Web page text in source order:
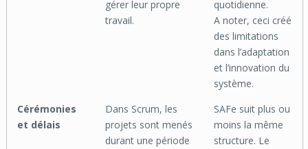
gérer leur propre
travail.
quotidienne.
A noter, ceci créé
des limitations
dans l’adaptation
et l’innovation du
système.
Cérémonies
et délais
Dans Scrum, les
projets sont menés
durant une période
SAFe suit plus ou
moins la même
structure. Le